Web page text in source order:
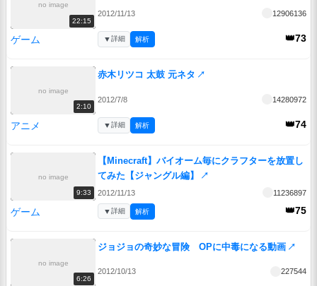
no image
22:15
2012/11/13 12906136
ゲーム 👑73
▼詳細 解析
no image
2:10
赤木リツコ 太鼓 元ネタ ↗
2012/7/8 14280972
アニメ 👑74
▼詳細 解析
no image
9:33
【Minecraft】バイオーム毎にクラフターを放置し
てみた【ジャングル編】
↗
2012/11/13 11236897
ゲーム 👑75
▼詳細 解析
no image
6:26
ジョジョの奇妙な冒険 OPに中毒になる動画 ↗
2012/10/13 227544